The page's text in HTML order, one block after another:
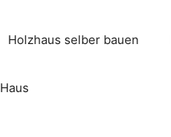
Holzhaus selber bauen
Haus